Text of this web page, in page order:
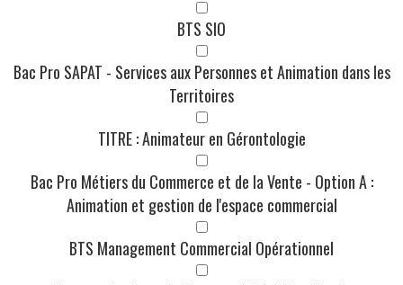
BTS SIO
Bac Pro SAPAT - Services aux Personnes et Animation dans les
Territoires
TITRE : Animateur en Gérontologie
Bac Pro Métiers du Commerce et de la Vente - Option A :
Animation et gestion de l'espace commercial
BTS Management Commercial Opérationnel